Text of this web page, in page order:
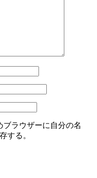
ラウザーに自分の名
する。